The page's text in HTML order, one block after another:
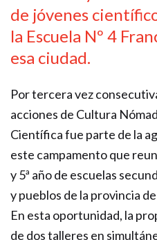
de jóvenes
la Escuela Nº 4
esa ciudad.
Por tercera vez
acciones de Cultura
Científica fue parte de la
este campamento que
y 5ª año de escuelas
y pueblos de la provincia
En esta oportunidad, la
de dos talleres en